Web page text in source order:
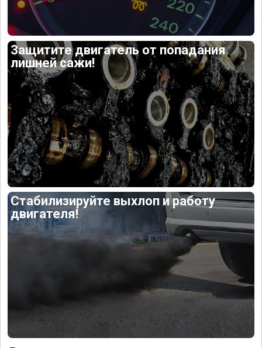
Защитите двигатель от попадания
лишней сажи!
Стабилизируйте выхлоп и работу
двигателя!